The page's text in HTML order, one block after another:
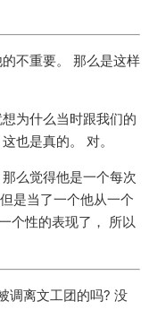
不重要。 那么是这样
为什么当时跟我们的
也是真的。 对。
么觉得他是一个每次
是当了一个他从一个
个性的表现了， 所以
调离文工团的吗? 没